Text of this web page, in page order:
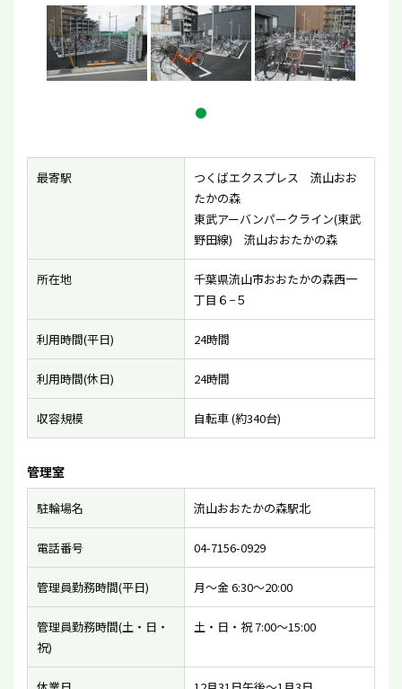
最寄駅
つくばエクスプレス 流山おお
たかの森
東武アーバンパークライン(東武
野田線) 流山おおたかの森
所在地
千葉県流山市おおたかの森西一
丁目６−５
利用時間(平日) 24時間
利用時間(休日) 24時間
収容規模 自転車 (約340台)
管理室
駐輪場名 流山おおたかの森駅北
電話番号 04-7156-0929
管理員勤務時間(平日) 月〜金 6:30〜20:00
管理員勤務時間(土・日・
祝)
土・日・祝 7:00〜15:00